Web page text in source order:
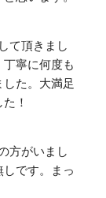
て頂きまし
寧に何度も
た。大満足
！
方がいまし
です。まっ